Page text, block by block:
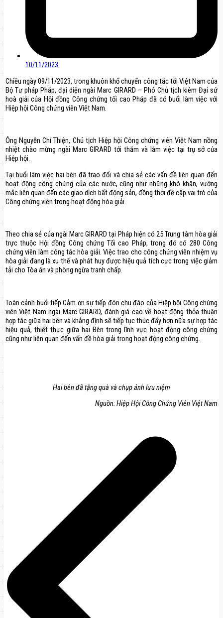
10/11/2023
Chiều ngày 09/11/2023, trong khuôn khổ chuyến công tác tới Việt Nam của
Bộ Tư pháp Pháp, đại diện ngài Marc GIRARD – Phó Chủ tịch kiêm Đại sứ
hoà giải của Hội đồng Công chứng tối cao Pháp đã có buổi làm việc với
Hiệp hội Công chứng viên Việt Nam.
Ông Nguyễn Chí Thiện, Chủ tịch Hiệp hội Công chứng viên Việt Nam nồng
nhiệt chào mừng ngài Marc GIRARD tới thăm và làm việc tại trụ sở của
Hiệp hội.
Tại buổi làm việc hai bên đã trao đổi và chia sẻ các vấn đề liên quan đến
hoạt động công chứng của các nước, cũng như những khó khăn, vướng
mắc liên quan đến các giao dịch bất động sản, đồng thời đề cập vai trò của
Công chứng viên trong hoạt động hòa giải.
Theo chia sẻ của ngài Marc GIRARD tại Pháp hiện có 25 Trung tâm hòa giải
trực thuộc Hội đồng Công chứng Tối cao Pháp, trong đó có 280 Công
chứng viên làm công tác hòa giải. Việc trao cho công chứng viên nhiệm vụ
hòa giải đang là xu thế và phát huy được hiệu quả tích cực trong việc giảm
tải cho Tòa án và phòng ngừa tranh chấp.
Toàn cảnh buổi tiếp Cảm ơn sự tiếp đón chu đáo của Hiệp hội Công chứng
viên Việt Nam ngài Marc GIRARD, đánh giá cao về hoạt động thỏa thuận
hợp tác giữa hai bên và khẳng định sẽ tiếp tục thúc đẩy hơn nữa sự hợp tác
hiệu quả, thiết thực giữa hai Bên trong lĩnh vực hoạt động công chứng
cũng như liên quan đến vấn đề hòa giải trong hoạt động công chứng.
Hai bên đã tặng quà và chụp ảnh lưu niệm
Nguồn: Hiệp Hội Công Chứng Viên Việt Nam